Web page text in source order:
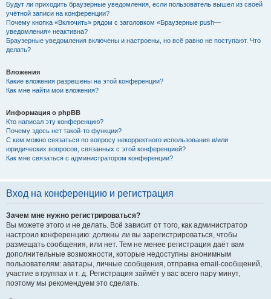
Будут ли приходить браузерные уведомления, если пользователь вышел из своей
учётной записи на конференции?
Почему кнопка «Включить» рядом с заголовком «Браузерные push—
уведомления» неактивна?
Браузерные уведомления включены и настроены, но всё равно не поступают. Что
делать?
Вложения
Какие вложения разрешены на этой конференции?
Как мне найти мои вложения?
Информация о phpBB
Кто написал эту конференцию?
Почему здесь нет такой-то функции?
С кем можно связаться по вопросу некорректного использования и/или
юридических вопросов, связанных с этой конференцией?
Как мне связаться с администратором конференции?
Вход на конференцию и регистрация
Зачем мне нужно регистрироваться?
Вы можете этого и не делать. Всё зависит от того, как администратор
настроил конференцию: должны ли вы зарегистрироваться, чтобы
размещать сообщения, или нет. Тем не менее регистрация даёт вам
дополнительные возможности, которые недоступны анонимным
пользователям: аватары, личные сообщения, отправка email-сообщений,
участие в группах и т. д. Регистрация займёт у вас всего пару минут,
поэтому мы рекомендуем это сделать.